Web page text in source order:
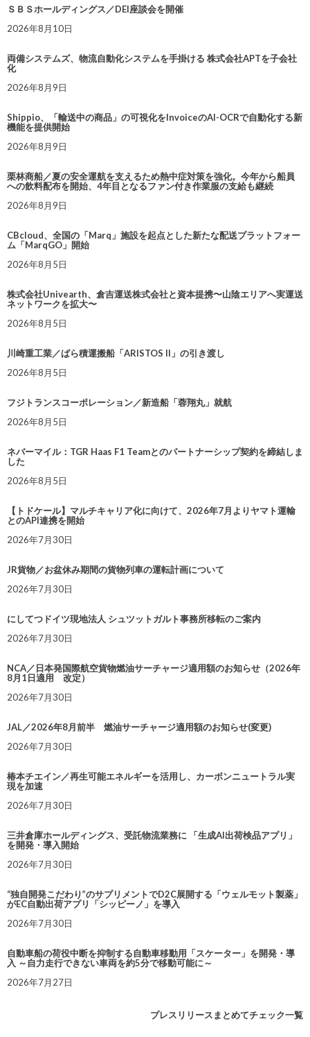
ＳＢＳホールディングス／DEI座談会を開催
2026年8月10日
両備システムズ、物流自動化システムを手掛ける 株式会社APTを子会社
化
2026年8月9日
Shippio、「輸送中の商品」の可視化をInvoiceのAI-OCRで自動化する新
機能を提供開始
2026年8月9日
栗林商船／夏の安全運航を支えるため熱中症対策を強化。今年から船員
への飲料配布を開始、4年目となるファン付き作業服の支給も継続
2026年8月9日
CBcloud、全国の「Marq」施設を起点とした新たな配送プラットフォー
ム「MarqGO」開始
2026年8月5日
株式会社Univearth、倉吉運送株式会社と資本提携〜山陰エリアへ実運送
ネットワークを拡大〜
2026年8月5日
川崎重工業／ばら積運搬船「ARISTOS II」の引き渡し
2026年8月5日
フジトランスコーポレーション／新造船「蓉翔丸」就航
2026年8月5日
ネバーマイル：TGR Haas F1 Teamとのパートナーシップ契約を締結しま
した
2026年8月5日
【トドケール】マルチキャリア化に向けて、2026年7月よりヤマト運輸
とのAPI連携を開始
2026年7月30日
JR貨物／お盆休み期間の貨物列車の運転計画について
2026年7月30日
にしてつドイツ現地法人 シュツットガルト事務所移転のご案内
2026年7月30日
NCA／日本発国際航空貨物燃油サーチャージ適用額のお知らせ（2026年
8月1日適用 改定）
2026年7月30日
JAL／2026年8月前半 燃油サーチャージ適用額のお知らせ(変更)
2026年7月30日
椿本チエイン／再生可能エネルギーを活用し、カーボンニュートラル実
現を加速
2026年7月30日
三井倉庫ホールディングス、受託物流業務に 「生成AI出荷検品アプリ」
を開発・導入開始
2026年7月30日
“独自開発こだわり”のサプリメントでD2C展開する「ウェルモット製薬」
がEC自動出荷アプリ「シッピーノ」を導入
2026年7月30日
自動車船の荷役中断を抑制する自動車移動用「スケーター」を開発・導
入 ～自力走行できない車両を約5分で移動可能に～
2026年7月27日
プレスリリースまとめてチェック一覧